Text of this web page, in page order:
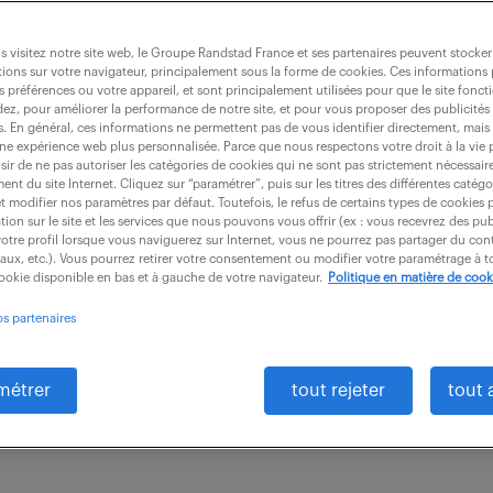
série (f/h)
intérim 3 mois 38 000 € / an
projets innovants en tant que Responsable Produit
charge la gestion efficace de la production de
visitez notre site web, le Groupe Randstad France et ses partenaires peuvent
sur votre navigateur, principalement sous la forme de cookies. Ces informations
préférences ou votre appareil, et sont principalement utilisées pour que le site
pour améliorer la performance de notre site, et pour vous proposer des publicités
En général, ces informations ne permettent pas de vous identifier directement,
expérience web plus personnalisée. Parce que nous respectons votre droit à la vie
de ne pas autoriser les catégories de cookies qui ne sont pas strictement
du site Internet. Cliquez sur “paramétrer”, puis sur les titres des différentes
modifier nos paramètres par défaut. Toutefois, le refus de certains types de cookies
sur le site et les services que nous pouvons vous offrir (ex : vous recevrez des
profil lorsque vous naviguerez sur Internet, vous ne pourrez pas partager du
etc.). Vous pourrez retirer votre consentement ou modifier votre paramétrage à
disponible en bas et à gauche de votre navigateur.
Politique en matière de
partenaires
tout rejeter tout